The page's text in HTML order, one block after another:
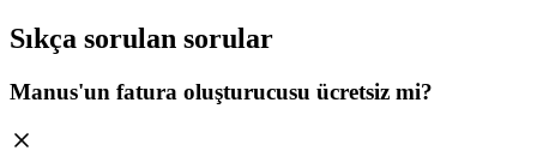
Sıkça sorulan sorular
Manus'un fatura oluşturucusu ücretsiz mi?